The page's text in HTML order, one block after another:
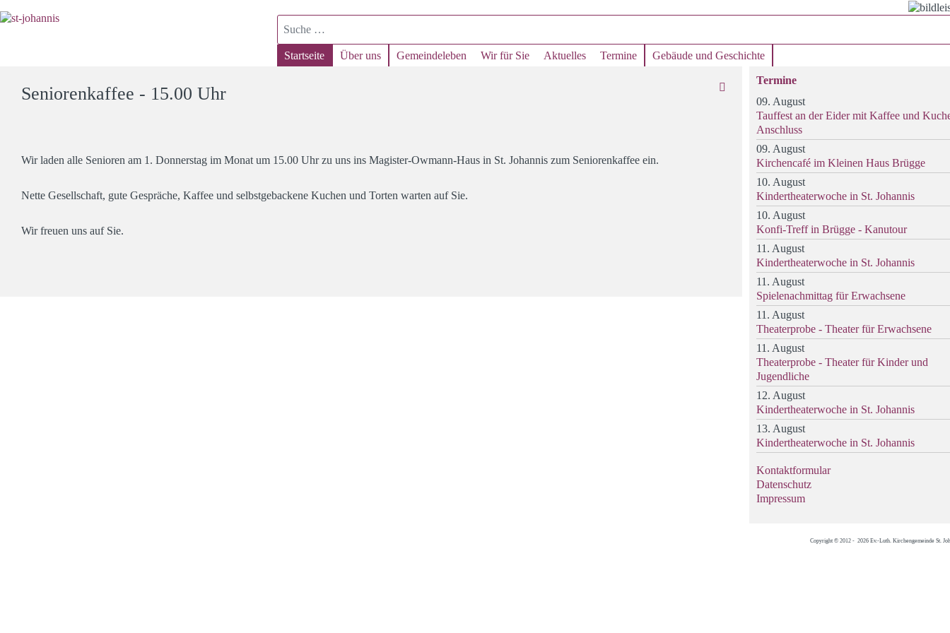
Suchen
Startseite Über uns Gemeindeleben Wir für Sie Aktuelles Termine Gebäude und Geschichte
Seniorenkaffee - 15.00 Uhr
Wir laden alle Senioren am 1. Donnerstag im Monat um 15.00 Uhr zu uns ins Magister-Owmann-Haus in St. Johannis zum Seniorenkaffee ein.
Nette Gesellschaft, gute Gespräche, Kaffee und selbstgebackene Kuchen und Torten warten auf Sie.
Wir freuen uns auf Sie.
Termine
09. August
Tauffest an der Eider mit Kaffee und
Anschluss
09. August
Kirchencafé im Kleinen Haus Brügge
10. August
Kindertheaterwoche in St. Johannis
10. August
Konfi-Treff in Brügge - Kanutour
11. August
Kindertheaterwoche in St. Johannis
11. August
Spielenachmittag für Erwachsene
11. August
Theaterprobe - Theater für Erwachsene
11. August
Theaterprobe - Theater für Kinder und
Jugendliche
12. August
Kindertheaterwoche in St. Johannis
13. August
Kindertheaterwoche in St. Johannis
Kontaktformular
Datenschutz
Impressum
Copyright © 2012 - 2026 Ev.-Luth. Kirchengemeinde St.